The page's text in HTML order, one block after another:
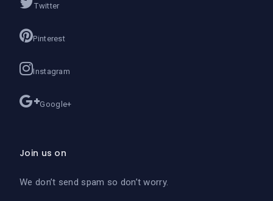
Twitter
Pinterest
Instagram
Google+
Join us on
We don’t send spam so don’t worry.